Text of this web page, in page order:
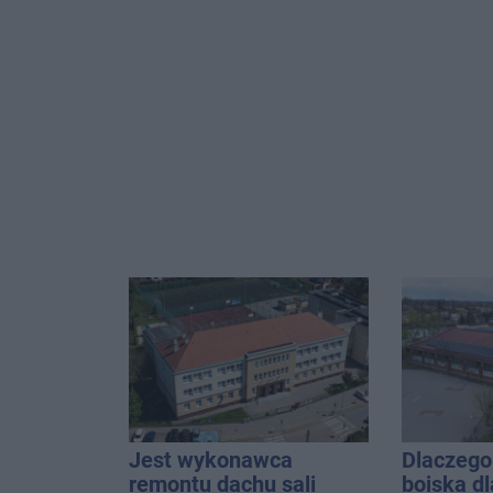
Jest wykonawca
remontu dachu sali
boiska